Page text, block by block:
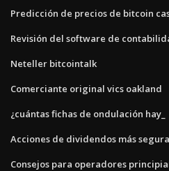
Predicción de precios de bitcoin
Revisión del software de
Neteller bitcointalk
Comerciante original vics oakland
¿cuántas fichas de ondulación hay_
Acciones de dividendos más
Consejos para operadores